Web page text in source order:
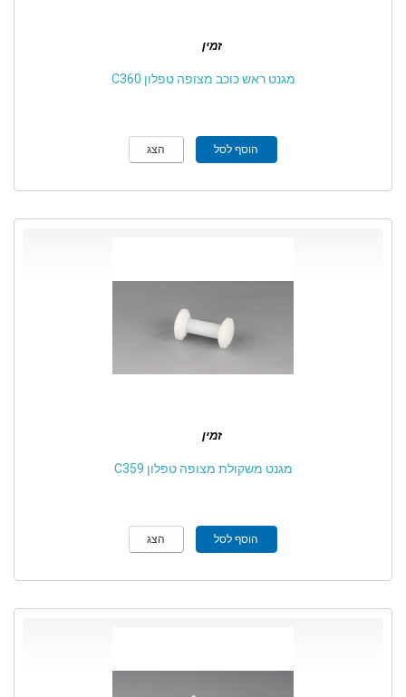
זמין
מגנט ראש כוכב מצופה טפלון C360
הוסף לסל הצג
זמין
מגנט משקולת מצופה טפלון C359
הוסף לסל הצג